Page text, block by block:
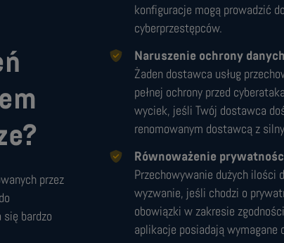
przez
bardzo
konfiguracje mogą prowadzić
cyberprzestępców.
Naruszenie ochrony danych
Żaden dostawca usług
pełnej ochrony przed
wyciek, jeśli Twój dostawca
renomowanym dostawcą z
Równoważenie
Przechowywanie dużych ilości
wyzwanie, jeśli chodzi o
obowiązki w zakresie
aplikacje posiadają